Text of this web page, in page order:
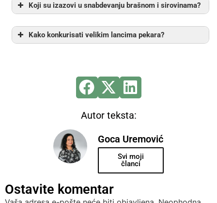
Koji su izazovi u snabdevanju brašnom i sirovinama?
Kako konkurisati velikim lancima pekara?
Goca Uremović
Svi moji
članci
Autor teksta:
Ostavite komentar